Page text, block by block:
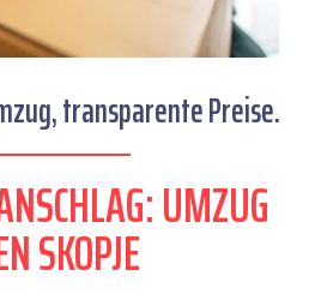
transparente Preise.
UMZUG
SKOPJE